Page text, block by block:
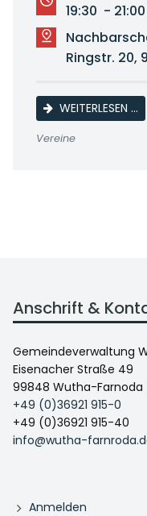
19:30 -
Ringstr. 20,
WEITERLESEN …
Vereine
Anschrift &
Gemeindeverwaltung
Eisenacher Straße 49
99848 Wutha-Farnoda
+49 (0)36921 915-0
+49 (0)36921 915-40
info@wutha-
Anmelden